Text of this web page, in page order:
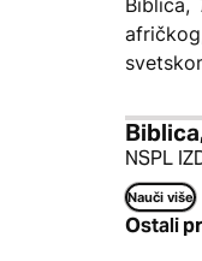
Biblica,
NSPL
Nauči više
Ostali